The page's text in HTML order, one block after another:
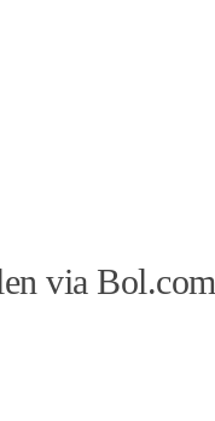
via Bol.com